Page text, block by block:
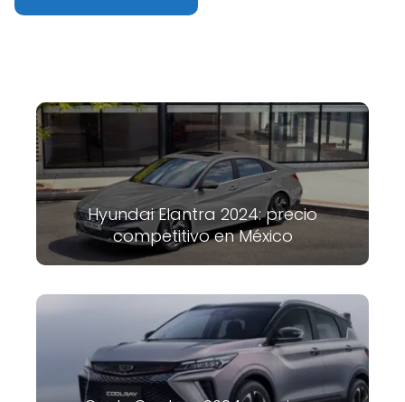
Hyundai Elantra 2024: precio
competitivo en México